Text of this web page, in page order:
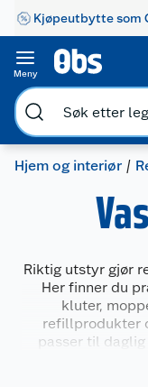
Kjøpeutbytte som
Meny
Hjem og interiør
Riktig utstyr gjør
Her finner du
kluter,
refillprodukter
passer til
badet eller
løsninger og